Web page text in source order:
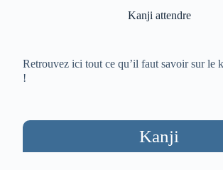
Kanji attendre
Retrouvez ici tout ce qu’il faut savoir sur le
!
Kanji